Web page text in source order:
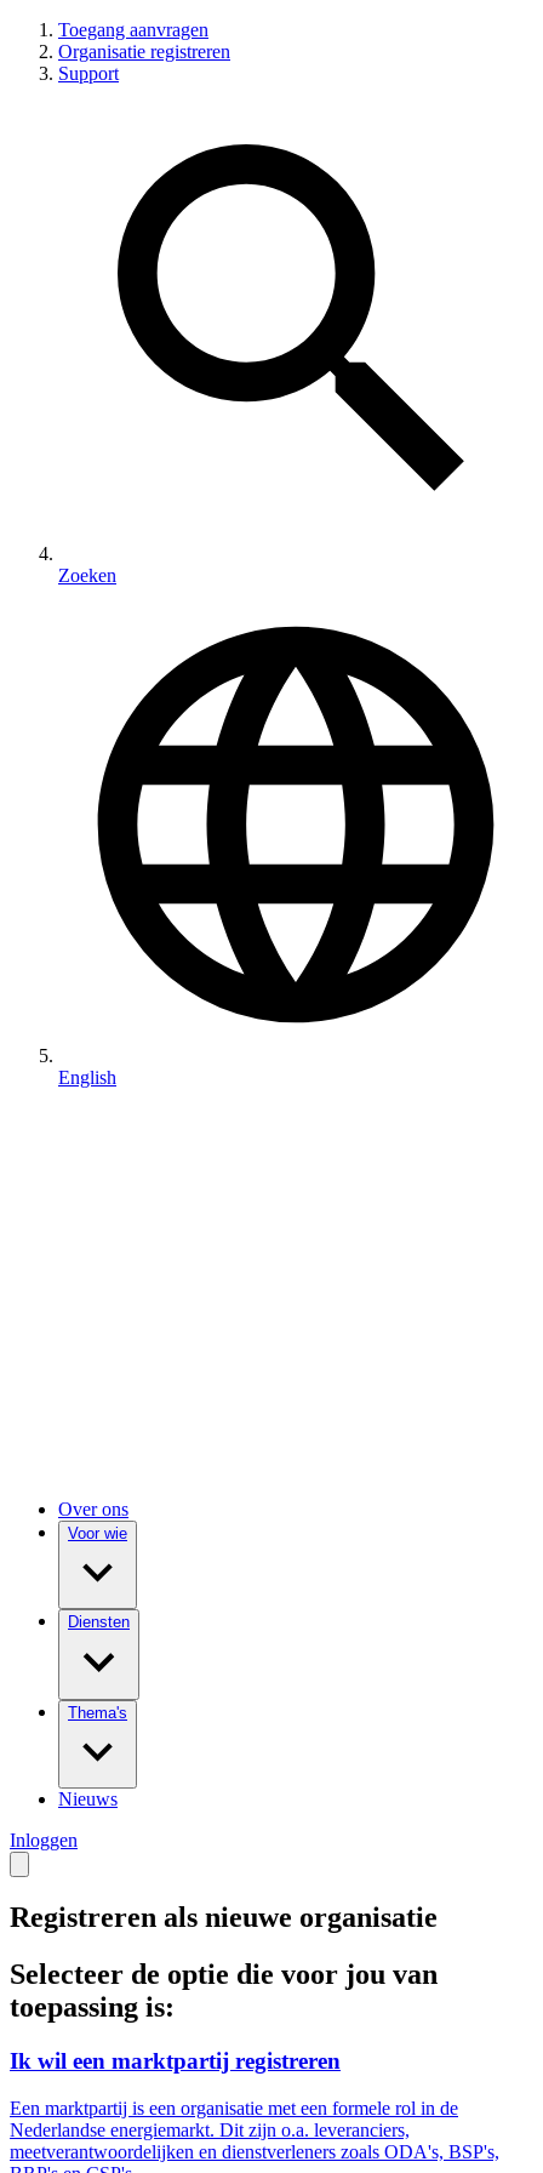
Toegang aanvragen
Organisatie registreren
Support
Zoeken
English
Over ons
Voor wie
Diensten
Thema's
Nieuws
Inloggen
Registreren als nieuwe organisatie
Selecteer de optie die voor jou van
toepassing is:
Ik wil een marktpartij registreren
Een marktpartij is een organisatie met een formele rol in de
Nederlandse energiemarkt. Dit zijn o.a. leveranciers,
meetverantwoordelijken en dienstverleners zoals ODA's, BSP's,